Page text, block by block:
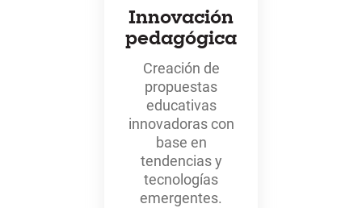
Innovación
pedagógica
Creación de
propuestas
educativas
innovadoras con
base en
tendencias y
tecnologías
emergentes.